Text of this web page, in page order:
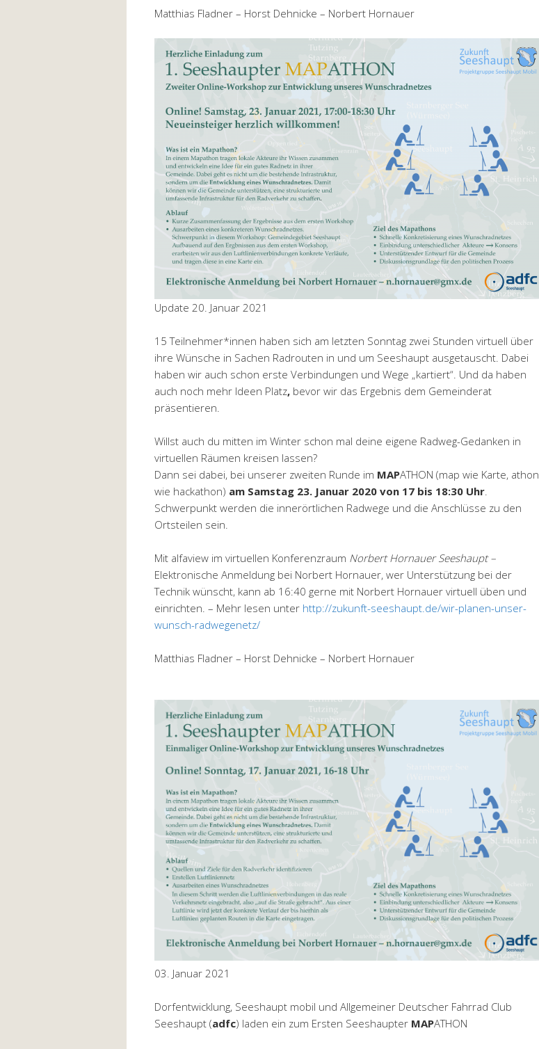
Matthias Fladner – Horst Dehnicke – Norbert Hornauer
Update 20. Januar 2021
15 Teilnehmer*innen haben sich am letzten Sonntag zwei Stunden virtuell über
ihre Wünsche in Sachen Radrouten in und um Seeshaupt ausgetauscht. Dabei
haben wir auch schon erste Verbindungen und Wege „kartiert“. Und da haben
auch noch mehr Ideen Platz, bevor wir das Ergebnis dem Gemeinderat
präsentieren.
Willst auch du mitten im Winter schon mal deine eigene Radweg-Gedanken in
virtuellen Räumen kreisen lassen?
Dann sei dabei, bei unserer zweiten Runde im MAPATHON (map wie Karte, athon
wie hackathon) am Samstag 23. Januar 2020 von 17 bis 18:30 Uhr.
Schwerpunkt werden die innerörtlichen Radwege und die Anschlüsse zu den
Ortsteilen sein.
Mit alfaview im virtuellen Konferenzraum Norbert Hornauer Seeshaupt –
Elektronische Anmeldung bei Norbert Hornauer, wer Unterstützung bei der
Technik wünscht, kann ab 16:40 gerne mit Norbert Hornauer virtuell üben und
einrichten. – Mehr lesen unter http://zukunft-seeshaupt.de/wir-planen-unser-
wunsch-radwegenetz/
Matthias Fladner – Horst Dehnicke – Norbert Hornauer
03. Januar 2021
Dorfentwicklung, Seeshaupt mobil und Allgemeiner Deutscher Fahrrad Club
Seeshaupt (adfc) laden ein zum Ersten Seeshaupter MAPATHON